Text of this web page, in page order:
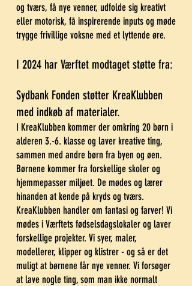
og tværs, få nye venner, udfolde sig kreativt
eller motorisk, få inspirerende inputs og møde
trygge frivillige voksne med et lyttende øre.
I 2024 har Værftet modtaget støtte fra:
Sydbank Fonden støtter KreaKlubben
med indkøb af materialer.
I KreaKlubben kommer der omkring 20 børn i
alderen 3.-6. klasse og laver kreative ting,
sammen med andre børn fra byen og øen.
Børnene kommer fra forskellige skoler og
hjemmepasser miljøet. De mødes og lærer
hinanden at kende på kryds og tværs.
KreaKlubben handler om fantasi og farver! Vi
mødes i Værftets fødselsdagslokaler og laver
forskellige projekter. Vi syer, maler,
modellerer, klipper og klistrer - og så er det
muligt at børnene får nye venner. Vi forsøger
at lave nogle ting, som man ikke normalt